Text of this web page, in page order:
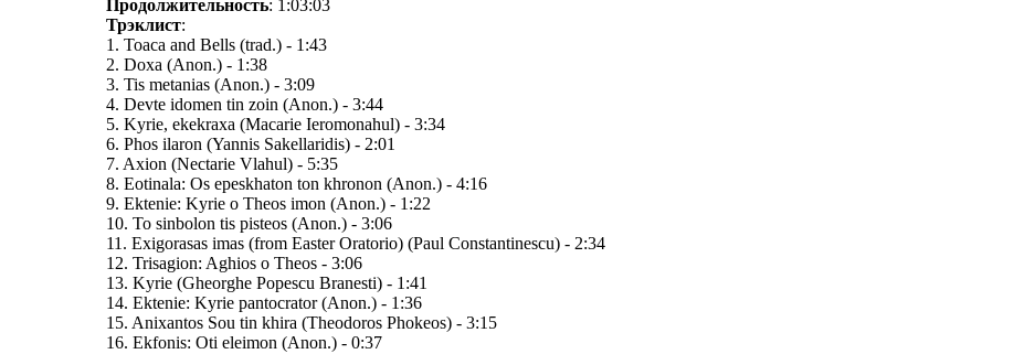
Продолжительность: 1:03:03
Трэклист:
1. Toaca and Bells (trad.) - 1:43
2. Doxa (Anon.) - 1:38
3. Tis metanias (Anon.) - 3:09
4. Devte idomen tin zoin (Anon.) - 3:44
5. Kyrie, ekekraxa (Macarie Ieromonahul) - 3:34
6. Phos ilaron (Yannis Sakellaridis) - 2:01
7. Axion (Nectarie Vlahul) - 5:35
8. Eotinala: Os epeskhaton ton khronon (Anon.) - 4:16
9. Ektenie: Kyrie o Theos imon (Anon.) - 1:22
10. To sinbolon tis pisteos (Anon.) - 3:06
11. Exigorasas imas (from Easter Oratorio) (Paul Constantinescu) - 2:34
12. Trisagion: Aghios o Theos - 3:06
13. Kyrie (Gheorghe Popescu Branesti) - 1:41
14. Ektenie: Kyrie pantocrator (Anon.) - 1:36
15. Anixantos Sou tin khira (Theodoros Phokeos) - 3:15
16. Ekfonis: Oti eleimon (Anon.) - 0:37